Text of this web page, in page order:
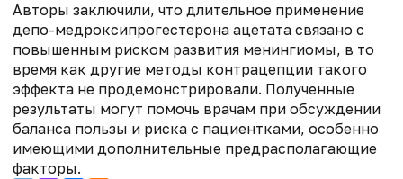
Авторы заключили, что длительное применение
депо-медроксипрогестерона ацетата связано с
повышенным риском развития менингиомы, в то
время как другие методы контрацепции такого
эффекта не продемонстрировали. Полученные
результаты могут помочь врачам при обсуждении
баланса пользы и риска с пациентками, особенно
имеющими дополнительные предрасполагающие
факторы.